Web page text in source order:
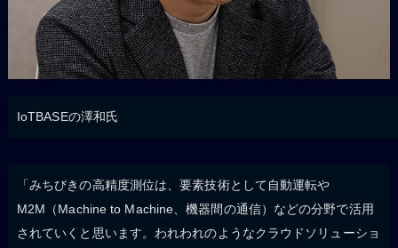
IoTBASEの澤和氏
「みちびきの高精度測位は、要素技術として自動運転や
M2M（Machine to Machine、機器間の通信）などの分野で活用
されていくと思います。われわれのようなクラウドソリューショ